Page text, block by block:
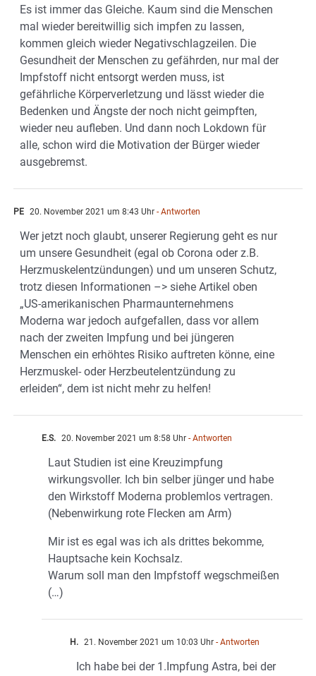
Es ist immer das Gleiche. Kaum sind die Menschen
mal wieder bereitwillig sich impfen zu lassen,
kommen gleich wieder Negativschlagzeilen. Die
Gesundheit der Menschen zu gefährden, nur mal der
Impfstoff nicht entsorgt werden muss, ist
gefährliche Körperverletzung und lässt wieder die
Bedenken und Ängste der noch nicht geimpften,
wieder neu aufleben. Und dann noch Lokdown für
alle, schon wird die Motivation der Bürger wieder
ausgebremst.
PE 20. November 2021 um 8:43 Uhr - Antworten
Wer jetzt noch glaubt, unserer Regierung geht es nur
um unsere Gesundheit (egal ob Corona oder z.B.
Herzmuskelentzündungen) und um unseren Schutz,
trotz diesen Informationen –> siehe Artikel oben
„US-amerikanischen Pharmaunternehmens
Moderna war jedoch aufgefallen, dass vor allem
nach der zweiten Impfung und bei jüngeren
Menschen ein erhöhtes Risiko auftreten könne, eine
Herzmuskel- oder Herzbeutelentzündung zu
erleiden“, dem ist nicht mehr zu helfen!
E.S. 20. November 2021 um 8:58 Uhr - Antworten
Laut Studien ist eine Kreuzimpfung
wirkungsvoller. Ich bin selber jünger und habe
den Wirkstoff Moderna problemlos vertragen.
(Nebenwirkung rote Flecken am Arm)
Mir ist es egal was ich als drittes bekomme,
Hauptsache kein Kochsalz.
Warum soll man den Impfstoff wegschmeißen
(…)
H. 21. November 2021 um 10:03 Uhr - Antworten
Ich habe bei der 1.Impfung Astra, bei der